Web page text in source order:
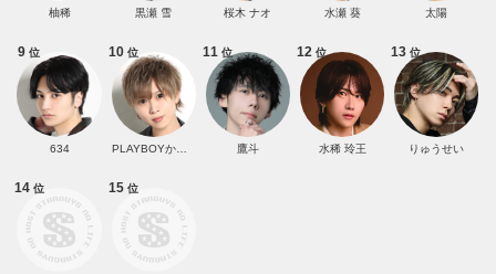
柚稀 黒瀬 雪 桜木 ナオ 水瀬 葵 太陽
9 位
634
10位
PLAYBOYかいと
11 位
鷹斗
12 位
水稀 玲王
13 位
りゅうせい
14位 15位